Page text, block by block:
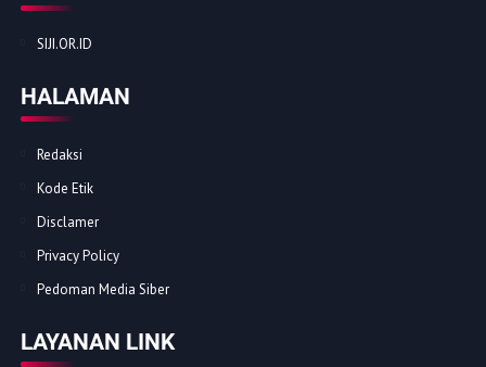
SIJI.OR.ID
HALAMAN
Redaksi
Kode Etik
Disclamer
Privacy Policy
Pedoman Media Siber
LAYANAN LINK